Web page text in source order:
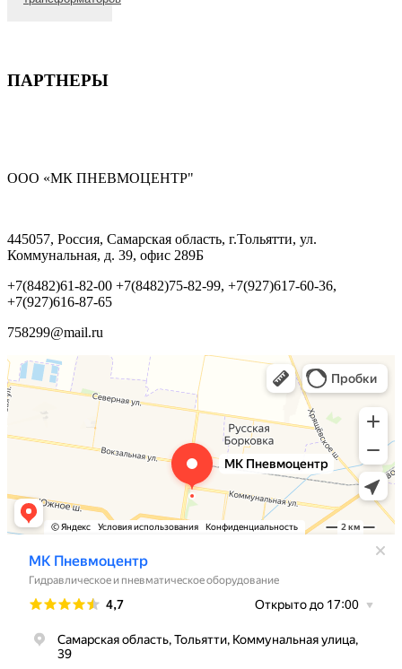
ATOS
теплообменники,
фильтры
Фильтры
возвратной
магистрали
Пневмодроссели
Фильтры
/ трубки
аппаратура
оборудование
для смазки
зажимы
Accessories
ПАРТНЕРЫ
ООО «МК ПНЕВМОЦЕНТР"
445057, Россия, Самарская область, г.Тольятти, ул.
Коммунальная, д. 39, офис 289Б
+7(8482)61-82-00 +7(8482)75-82-99, +7(927)617-60-36,
+7(927)616-87-65
758299@mail.ru